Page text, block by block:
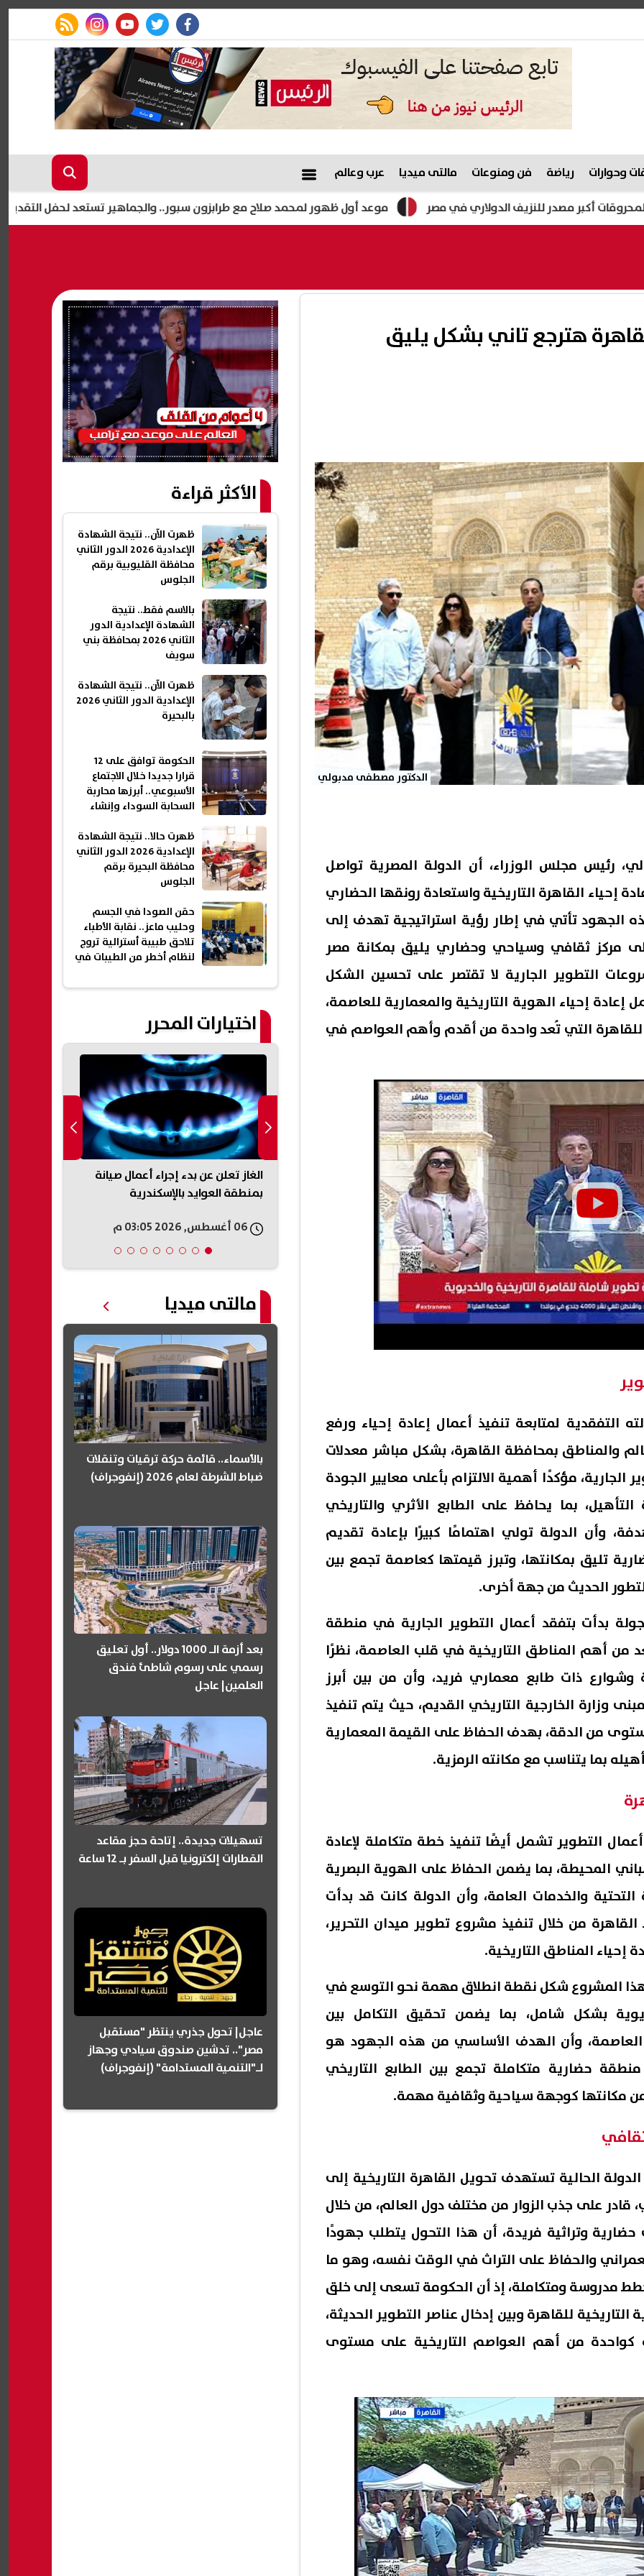
facebook
twitter
youtube
instagram
rss feed
وحوارات رياضة فن ومنوعات مالتى ميديا عرب وعالم
قطع موعد أول ظهور لمحمد صلاح مع طرابزون سبور.. والجماهير تستعد لحفل التقديم مصدر للنزيف الدولاري في مصر
هترجع تاني بشكل يليق
الدكتور مصطفى مدبولي
رئيس مجلس الوزراء، أن الدولة المصرية تواصل
إحياء القاهرة التاريخية واستعادة رونقها الحضاري
الجهود تأتي في إطار رؤية استراتيجية تهدف إلى
مركز ثقافي وسياحي وحضاري يليق بمكانة مصر
التطوير الجارية لا تقتصر على تحسين الشكل
إحياء الهوية التاريخية والمعمارية للعاصمة،
للقاهرة التي تُعد واحدة من أقدم وأهم العواصم في
التفقدية لمتابعة تنفيذ أعمال إعادة إحياء ورفع
والمناطق بمحافظة القاهرة، بشكل مباشر معدلات
مؤكدًا أهمية الالتزام بأعلى معايير الجودة
بما يحافظ على الطابع الأثري والتاريخي
وأن الدولة تولي اهتمامًا كبيرًا بإعادة تقديم
تليق بمكانتها، وتبرز قيمتها كعاصمة تجمع بين
الحديث من جهة أخرى.
بدأت بتفقد أعمال التطوير الجارية في منطقة
من أهم المناطق التاريخية في قلب العاصمة، نظرًا
وشوارع ذات طابع معماري فريد، وأن من بين أبرز
وزارة الخارجية التاريخي القديم، حيث يتم تنفيذ
من الدقة، بهدف الحفاظ على القيمة المعمارية
بما يتناسب مع مكانته الرمزية.
التطوير تشمل أيضًا تنفيذ خطة متكاملة لإعادة
المحيطة، بما يضمن الحفاظ على الهوية البصرية
والخدمات العامة، وأن الدولة كانت قد بدأت
من خلال تنفيذ مشروع تطوير ميدان التحرير،
إحياء المناطق التاريخية.
هذا المشروع شكل نقطة انطلاق مهمة نحو التوسع في
بشكل شامل، بما يضمن تحقيق التكامل بين
العاصمة، وأن الهدف الأساسي من هذه الجهود هو
حضارية متكاملة تجمع بين الطابع التاريخي
من مكانتها كوجهة سياحية وثقافية مهمة.
الحالية تستهدف تحويل القاهرة التاريخية إلى
على جذب الزوار من مختلف دول العالم، من خلال
وتراثية فريدة، أن هذا التحول يتطلب جهودًا
والحفاظ على التراث في الوقت نفسه، وهو ما
مدروسة ومتكاملة، إذ أن الحكومة تسعى إلى خلق
للقاهرة وبين إدخال عناصر التطوير الحديثة،
كواحدة من أهم العواصم التاريخية على مستوى
الأكثر قراءة
ظهرت الآن.. نتيجة الشهادة
الإعدادية 2026 الدور الثاني
محافظة القليوبية برقم
الجلوس
بالاسم فقط.. نتيجة
الشهادة الإعدادية الدور
الثاني 2026 بمحافظة بني
سويف
ظهرت الآن.. نتيجة الشهادة
الإعدادية الدور الثاني 2026
بالبحيرة
الحكومة توافق على 12
قرارا جديدا خلال الاجتماع
الأسبوعي.. أبرزها محاربة
السحابة السوداء وإنشاء
ظهرت حالا.. نتيجة الشهادة
الإعدادية 2026 الدور الثاني
محافظة البحيرة برقم
الجلوس
حقن الصودا في الجسم
وحليب ماعز.. نقابة الأطباء
تلاحق طبيبة أسترالية تروج
لنظام أخطر من الطيبات في
اختيارات المحرر
محمد فؤاد: أصبحت المحروقات
مصدر للنزيف الدولاري في مصر
محمد صلاح يبدأ مشواره مع طرابزون
سبور.. اعرف موعد ظهوره الأول
06 أغسطس, 2026 01:54 م
الغاز تعلن عن بدء إجراء أعمال صيانة
بمنطقة العوايد بالإسكندرية
مالتى ميديا
بالأسماء.. قائمة حركة ترقيات وتنقلات
ضباط الشرطة لعام 2026 (إنفوجراف)
بعد أزمة الـ 1000 دولار.. أول تعليق
رسمي على رسوم شاطئ فندق
العلمين| عاجل
تسهيلات جديدة.. إتاحة حجز مقاعد
القطارات إلكترونيا قبل السفر بـ 12 ساعة
عاجل| تحول جذري ينتظر "مستقبل
مصر".. تدشين صندوق سيادي وجهاز
لـ"التنمية المستدامة" (إنفوجراف)